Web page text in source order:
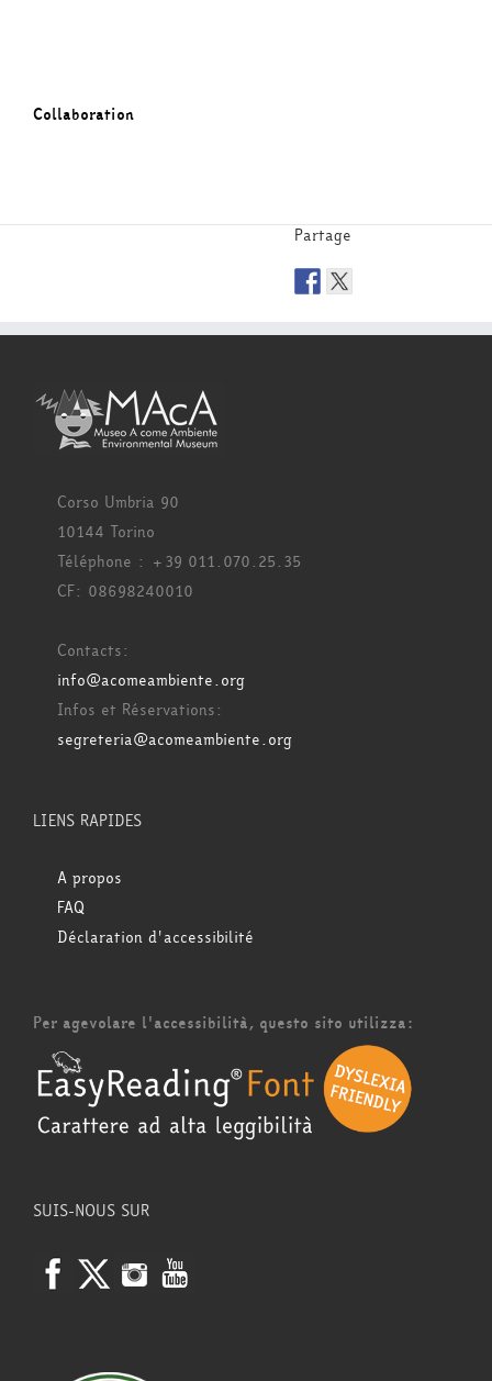
Collaboration
Partage
Corso Umbria 90
10144 Torino
Téléphone : +39 011.070.25.35
CF: 08698240010
Contacts:
info@acomeambiente.org
Infos et Réservations:
segreteria@acomeambiente.org
LIENS RAPIDES
A propos
FAQ
Déclaration d'accessibilité
Per agevolare l'accessibilità, questo sito utilizza:
SUIS-NOUS SUR